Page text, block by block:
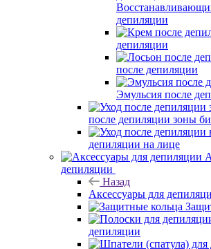
депиляции
депиляции
после депиляции
Эмульсия после
после депиляции зоны
депиляции на лице
депиляции
Назад
Аксессуары для
депиляции